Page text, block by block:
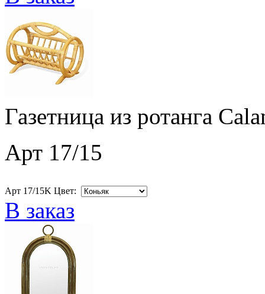
Газетница из ротанга
Арт 17/15
Арт 17/15K Цвет:
В заказ